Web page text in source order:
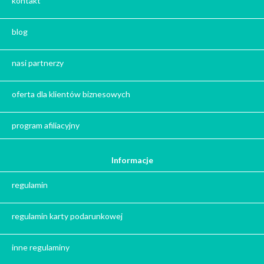
Zima
Herbata - podziękowanie dla gości
Ile gram ma łyżeczka do herbaty?
Prezent na święta
blog
nasi partnerzy
oferta dla klientów biznesowych
program afiliacyjny
Informacje
regulamin
regulamin karty podarunkowej
inne regulaminy